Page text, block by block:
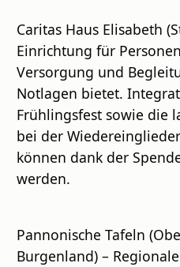
Caritas Haus Elisabeth
Einrichtung für
Versorgung und
Notlagen bietet.
Frühlingsfest sowie die
bei der
können dank der
werden.
Pannonische Tafeln
Burgenland) –